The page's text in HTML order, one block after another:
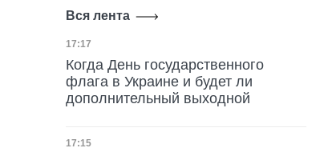
Вся лента
Дата публикации
17:17
Когда День государственного
флага в Украине и будет ли
дополнительный выходной
Дата публикации
17:15